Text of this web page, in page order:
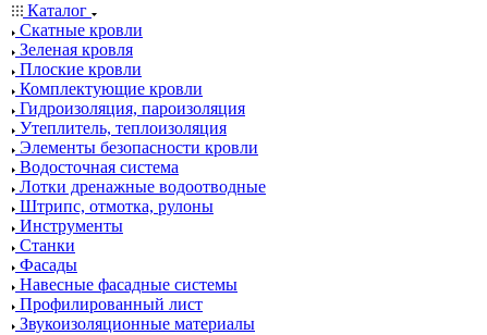
Каталог
Скатные кровли
Зеленая кровля
Плоские кровли
Комплектующие кровли
Гидроизоляция, пароизоляция
Утеплитель, теплоизоляция
Элементы безопасности кровли
Водосточная система
Лотки дренажные водоотводные
Штрипс, отмотка, рулоны
Инструменты
Станки
Фасады
Навесные фасадные системы
Профилированный лист
Звукоизоляционные материалы